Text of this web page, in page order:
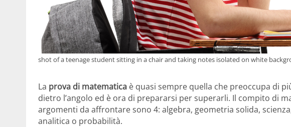
shot of a teenage student sitting in a chair and taking notes isolated on white
La prova di matematica è quasi sempre quella che preoccupa di
dietro l’angolo ed è ora di prepararsi per superarli. Il compito di
argomenti da affrontare sono 4: algebra, geometria solida,
analitica o probabilità.